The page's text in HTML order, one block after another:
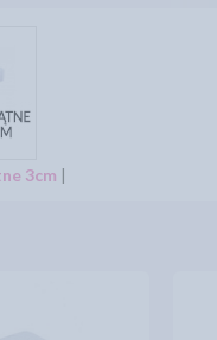
3cm |